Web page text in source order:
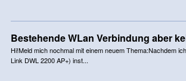
Bestehende WLan Verbindung aber
Hi!Meld mich nochmal mit einem neuem Thema:Nachdem
Link DWL 2200 AP+) inst...